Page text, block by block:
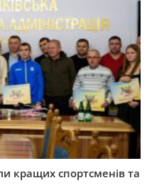
кращих спортсменів та